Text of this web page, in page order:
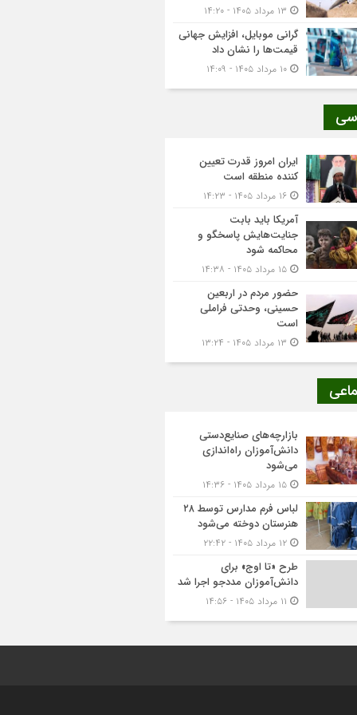
گرانی موبایل، افزایش جهانی
قیمت‌ها را نشان داد
ایران امروز قدرت تعیین
کننده منطقه است
آمریکا باید بابت
جنایت‌هایش پاسخگو و
محاکمه شود
حضور مردم در اربعین
حسینی، وحدتی فراملی
است
بازارچه‌های صنایع‌دستی
دانش‌آموزان راه‌اندازی
می‌شود
لباس فرم مدارس توسط ۲۸
هنرستان‌ دوخته می‌شود
طرح «تا اوج» برای
دانش‌آموزان مددجو اجرا شد